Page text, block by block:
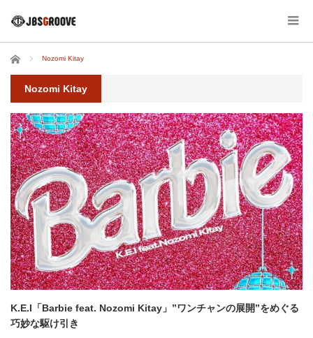
ホーム Nozomi Kitay
Nozomi Kitay
K.E.I「Barbie feat. Nozomi Kitay」”ワンチャンの展開”をめぐる
巧妙な駆け引き